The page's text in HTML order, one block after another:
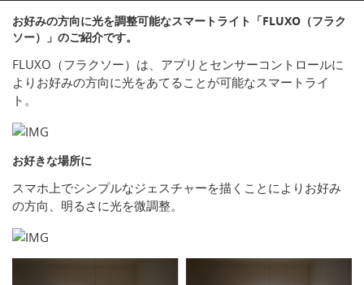
お好みの方向に光を調整可能なスマートライト「FLUXO（フラク
ソー）」のご紹介です。
FLUXO（フラクソー）は、アプリとセンサーコントロールに
よりお好みの方向に光をあてることが可能なスマートライ
ト。
お好きな場所に
スマホ上でシンプルなジェスチャーを描くことによりお好み
の方向、明るさに光を微調整。